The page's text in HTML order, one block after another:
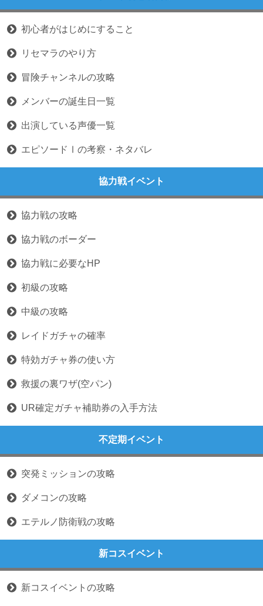
初心者がはじめにすること
リセマラのやり方
冒険チャンネルの攻略
メンバーの誕生日一覧
出演している声優一覧
エピソードⅠの考察・ネタバレ
協力戦イベント
協力戦の攻略
協力戦のボーダー
協力戦に必要なHP
初級の攻略
中級の攻略
レイドガチャの確率
特効ガチャ券の使い方
救援の裏ワザ(空パン)
UR確定ガチャ補助券の入手方法
不定期イベント
突発ミッションの攻略
ダメコンの攻略
エテルノ防衛戦の攻略
新コスイベント
新コスイベントの攻略